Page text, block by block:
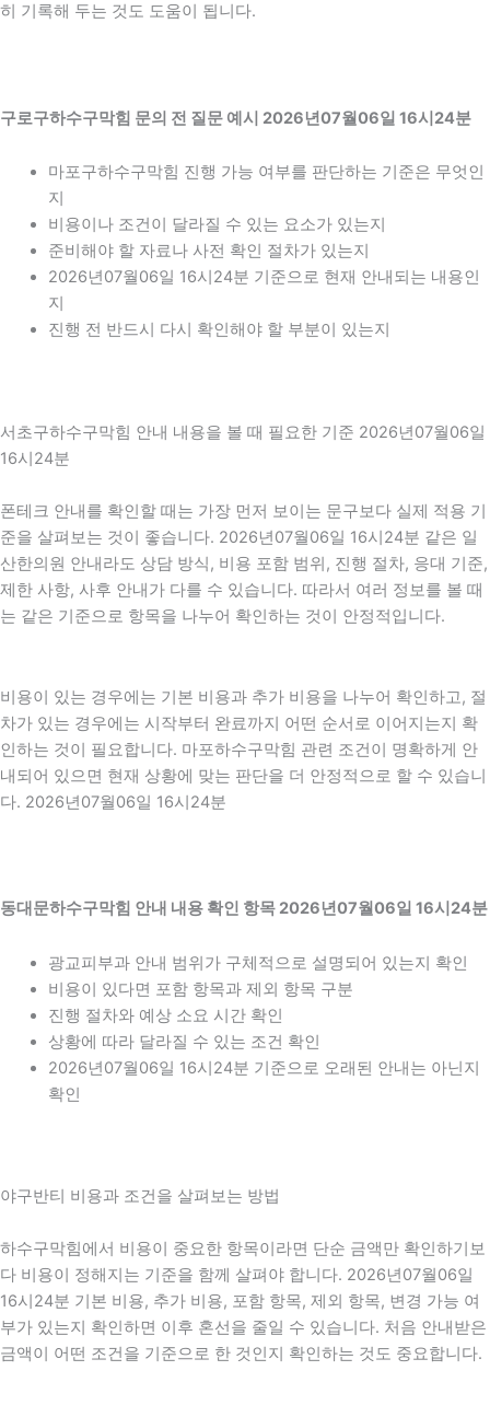
히 기록해 두는 것도 도움이 됩니다.
구로구하수구막힘 문의 전 질문 예시 2026년07월06일 16시24분
마포구하수구막힘 진행 가능 여부를 판단하는 기준은 무엇인
지
비용이나 조건이 달라질 수 있는 요소가 있는지
준비해야 할 자료나 사전 확인 절차가 있는지
2026년07월06일 16시24분 기준으로 현재 안내되는 내용인
지
진행 전 반드시 다시 확인해야 할 부분이 있는지
서초구하수구막힘 안내 내용을 볼 때 필요한 기준 2026년07월06일
16시24분
폰테크 안내를 확인할 때는 가장 먼저 보이는 문구보다 실제 적용 기
준을 살펴보는 것이 좋습니다. 2026년07월06일 16시24분 같은 일
산한의원 안내라도 상담 방식, 비용 포함 범위, 진행 절차, 응대 기준,
제한 사항, 사후 안내가 다를 수 있습니다. 따라서 여러 정보를 볼 때
는 같은 기준으로 항목을 나누어 확인하는 것이 안정적입니다.
비용이 있는 경우에는 기본 비용과 추가 비용을 나누어 확인하고, 절
차가 있는 경우에는 시작부터 완료까지 어떤 순서로 이어지는지 확
인하는 것이 필요합니다. 마포하수구막힘 관련 조건이 명확하게 안
내되어 있으면 현재 상황에 맞는 판단을 더 안정적으로 할 수 있습니
다. 2026년07월06일 16시24분
동대문하수구막힘 안내 내용 확인 항목 2026년07월06일 16시24분
광교피부과 안내 범위가 구체적으로 설명되어 있는지 확인
비용이 있다면 포함 항목과 제외 항목 구분
진행 절차와 예상 소요 시간 확인
상황에 따라 달라질 수 있는 조건 확인
2026년07월06일 16시24분 기준으로 오래된 안내는 아닌지
확인
야구반티 비용과 조건을 살펴보는 방법
하수구막힘에서 비용이 중요한 항목이라면 단순 금액만 확인하기보
다 비용이 정해지는 기준을 함께 살펴야 합니다. 2026년07월06일
16시24분 기본 비용, 추가 비용, 포함 항목, 제외 항목, 변경 가능 여
부가 있는지 확인하면 이후 혼선을 줄일 수 있습니다. 처음 안내받은
금액이 어떤 조건을 기준으로 한 것인지 확인하는 것도 중요합니다.